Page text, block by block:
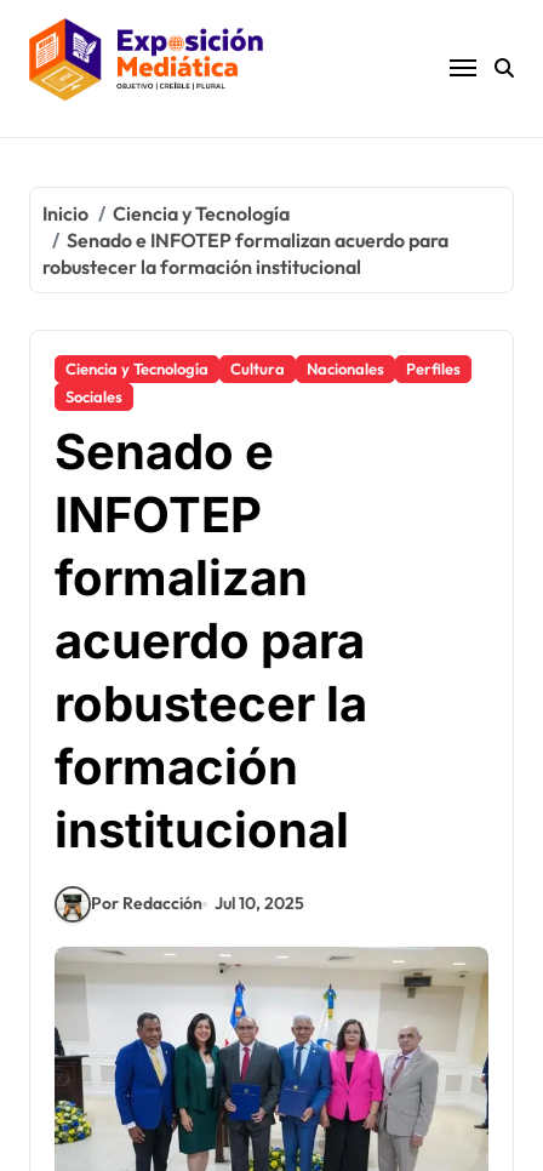
contenido
Inicio
Ciencia y Tecnología
Senado e INFOTEP formalizan acuerdo para
robustecer la formación institucional
Ciencia y Tecnología Cultura Nacionales
Perfiles
Sociales
Senado e
INFOTEP
formalizan
acuerdo para
robustecer la
formación
institucional
Por Redacción Jul 10, 2025